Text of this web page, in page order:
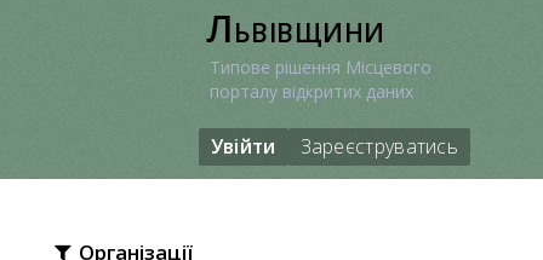
Львівщини
Типове рішення Місцевого
порталу відкритих даних
Увійти Зареєструватись
Організації